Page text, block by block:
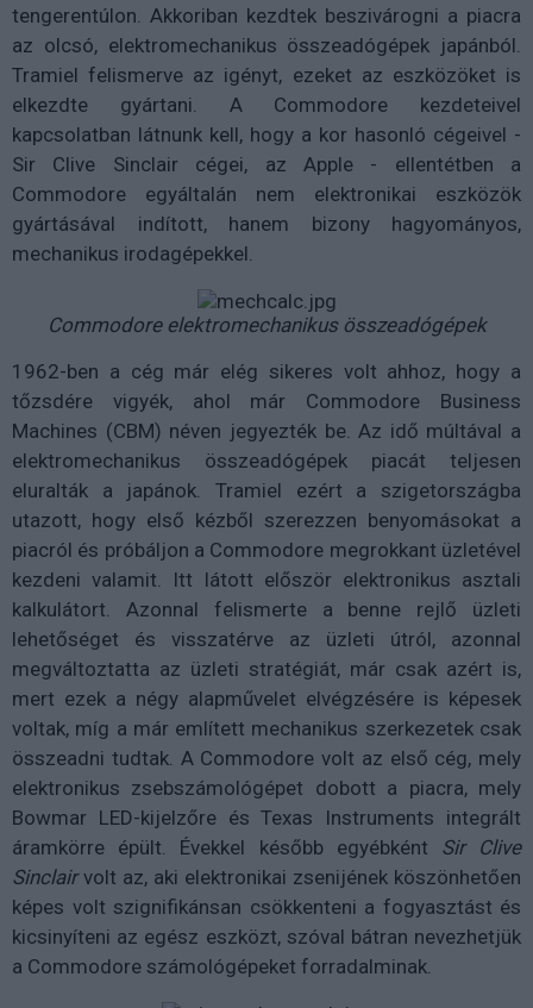
tengerentúlon. Akkoriban kezdtek beszivárogni a piacra
az olcsó, elektromechanikus összeadógépek japánból.
Tramiel felismerve az igényt, ezeket az eszközöket is
elkezdte gyártani. A Commodore kezdeteivel
kapcsolatban látnunk kell, hogy a kor hasonló cégeivel -
Sir Clive Sinclair cégei, az Apple - ellentétben a
Commodore egyáltalán nem elektronikai eszközök
gyártásával indított, hanem bizony hagyományos,
mechanikus irodagépekkel.
Commodore elektromechanikus összeadógépek
1962-ben a cég már elég sikeres volt ahhoz, hogy a
tőzsdére vigyék, ahol már Commodore Business
Machines (CBM) néven jegyezték be. Az idő múltával a
elektromechanikus összeadógépek piacát teljesen
eluralták a japánok. Tramiel ezért a szigetországba
utazott, hogy első kézből szerezzen benyomásokat a
piacról és próbáljon a Commodore megrokkant üzletével
kezdeni valamit. Itt látott először elektronikus asztali
kalkulátort. Azonnal felismerte a benne rejlő üzleti
lehetőséget és visszatérve az üzleti útról, azonnal
megváltoztatta az üzleti stratégiát, már csak azért is,
mert ezek a négy alapművelet elvégzésére is képesek
voltak, míg a már említett mechanikus szerkezetek csak
összeadni tudtak. A Commodore volt az első cég, mely
elektronikus zsebszámológépet dobott a piacra, mely
Bowmar LED-kijelzőre és Texas Instruments integrált
áramkörre épült. Évekkel később egyébként Sir Clive
Sinclairvolt az, aki elektronikai zsenijének köszönhetően
képes volt szignifikánsan csökkenteni a fogyasztást és
kicsinyíteni az egész eszközt, szóval bátran nevezhetjük
a Commodore számológépeket forradalminak.